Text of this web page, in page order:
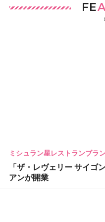
FE
ミシュラン星レストランブラ
「ザ・レヴェリー サイゴ
アンが開業